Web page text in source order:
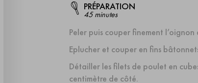
PRÉPARATION
45 minutes
Peler puis couper finement l’oignon
Eplucher et couper en fins
Détailler les filets de poulet en
centimètre de côté.